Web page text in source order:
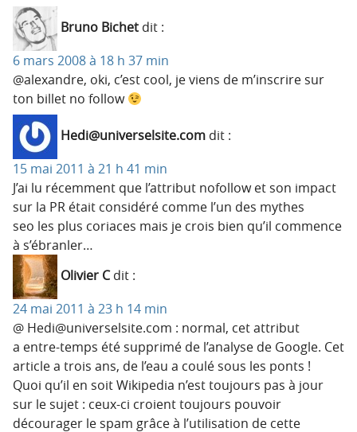
Bruno Bichet dit :
6 mars 2008 à 18 h 37 min
@alexandre, oki, c’est cool, je viens de m’inscrire sur
ton billet no follow
Hedi@universelsite.com dit :
15 mai 2011 à 21 h 41 min
J’ai lu récemment que l’attribut nofollow et son impact
sur la PR était considéré comme l’un des mythes
seo les plus coriaces mais je crois bien qu’il commence
à s’ébranler…
Olivier C dit :
24 mai 2011 à 23 h 14 min
@ Hedi@universelsite.com : normal, cet attribut
a entre-temps été supprimé de l’analyse de Google. Cet
article a trois ans, de l’eau a coulé sous les ponts !
Quoi qu’il en soit Wikipedia n’est toujours pas à jour
sur le sujet : ceux-ci croient toujours pouvoir
décourager le spam grâce à l’utilisation de cette